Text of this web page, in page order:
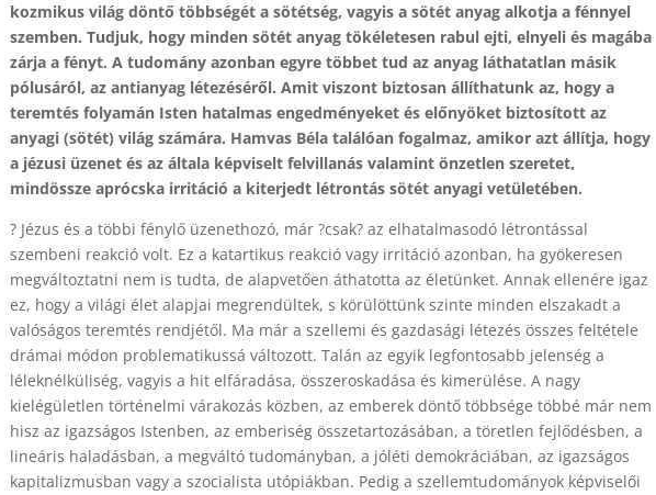
kozmikus világ döntő többségét a sötétség, vagyis a sötét anyag alkotja a fénnyel
szemben. Tudjuk, hogy minden sötét anyag tökéletesen rabul ejti, elnyeli és magába
zárja a fényt. A tudomány azonban egyre többet tud az anyag láthatatlan másik
pólusáról, az antianyag létezéséről. Amit viszont biztosan állíthatunk az, hogy a
teremtés folyamán Isten hatalmas engedményeket és előnyöket biztosított az
anyagi (sötét) világ számára. Hamvas Béla találóan fogalmaz, amikor azt állítja, hogy
a jézusi üzenet és az általa képviselt felvillanás valamint önzetlen szeretet,
mindössze aprócska irritáció a kiterjedt létrontás sötét anyagi vetületében.
? Jézus és a többi fénylő üzenethozó, már ?csak? az elhatalmasodó létrontással
szembeni reakció volt. Ez a katartikus reakció vagy irritáció azonban, ha gyökeresen
megváltoztatni nem is tudta, de alapvetően áthatotta az életünket. Annak ellenére igaz
ez, hogy a világi élet alapjai megrendültek, s körülöttünk szinte minden elszakadt a
valóságos teremtés rendjétől. Ma már a szellemi és gazdasági létezés összes feltétele
drámai módon problematikussá változott. Talán az egyik legfontosabb jelenség a
léleknélküliség, vagyis a hit elfáradása, összeroskadása és kimerülése. A nagy
kielégületlen történelmi várakozás közben, az emberek döntő többsége többé már nem
hisz az igazságos Istenben, az emberiség összetartozásában, a töretlen fejlődésben, a
lineáris haladásban, a megváltó tudományban, a jóléti demokráciában, az igazságos
kapitalizmusban vagy a szocialista utópiákban. Pedig a szellemtudományok képviselői